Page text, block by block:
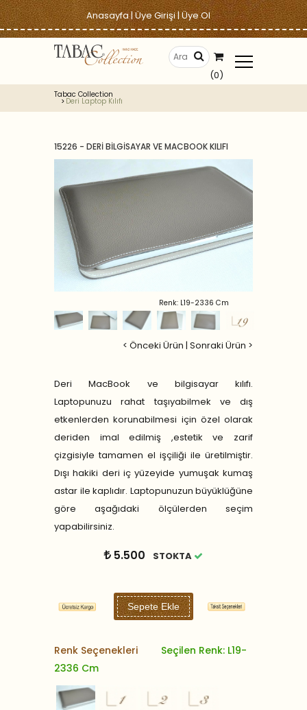
Anasayfa|Üye Girişi|Üye Ol
(0)
Tabac Collection
Deri Laptop Kılıfı
15226 - DERİ BİLGİSAYAR VE MACBOOK KILIFI
Renk: L19-2336 Cm
< Önceki Ürün | Sonraki Ürün >
Deri MacBook ve bilgisayar kılıfı.
Laptopunuzu rahat taşıyabilmek ve dış
etkenlerden korunabilmesi için özel olarak
deriden imal edilmiş ,estetik ve zarif
çizgisiyle tamamen el işçiliği ile üretilmiştir.
Dışı hakiki deri iç yüzeyide yumuşak kumaş
astar ile kaplıdır. Laptopunuzun büyüklüğüne
göre aşağıdaki ölçülerden seçim
yapabilirsiniz.
5.500 STOKTA
Sepete Ekle
Renk Seçenekleri
Seçilen Renk: L19-
2336 Cm